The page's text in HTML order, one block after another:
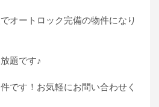
オートロック完備の物件になり
題です♪
です！お気軽にお問い合わせく